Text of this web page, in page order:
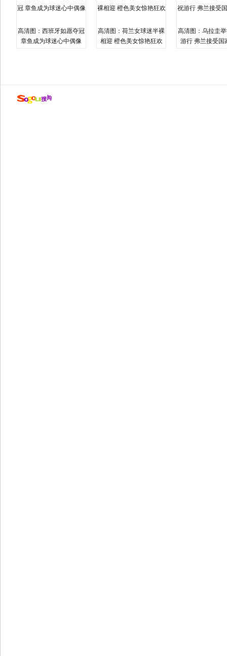
高清图：西班牙如愿夺冠
章鱼成为球迷心中偶像
高清图：荷兰女球迷半裸
相迎 橙色美女惊艳狂欢
高清图：乌拉圭
游行 弗兰接受国